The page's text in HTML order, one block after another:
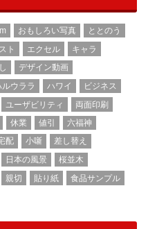
おもしろい写真
ととのう
ト エクセル
キャラ
デザイン動画
ルウララ ハワイ
ビジネス
ユーザビリティ
両面印刷
休業 値引
六福神
配 小噺
差し替え
日本の風景
桜並木
親切 貼り紙 食品サンプル